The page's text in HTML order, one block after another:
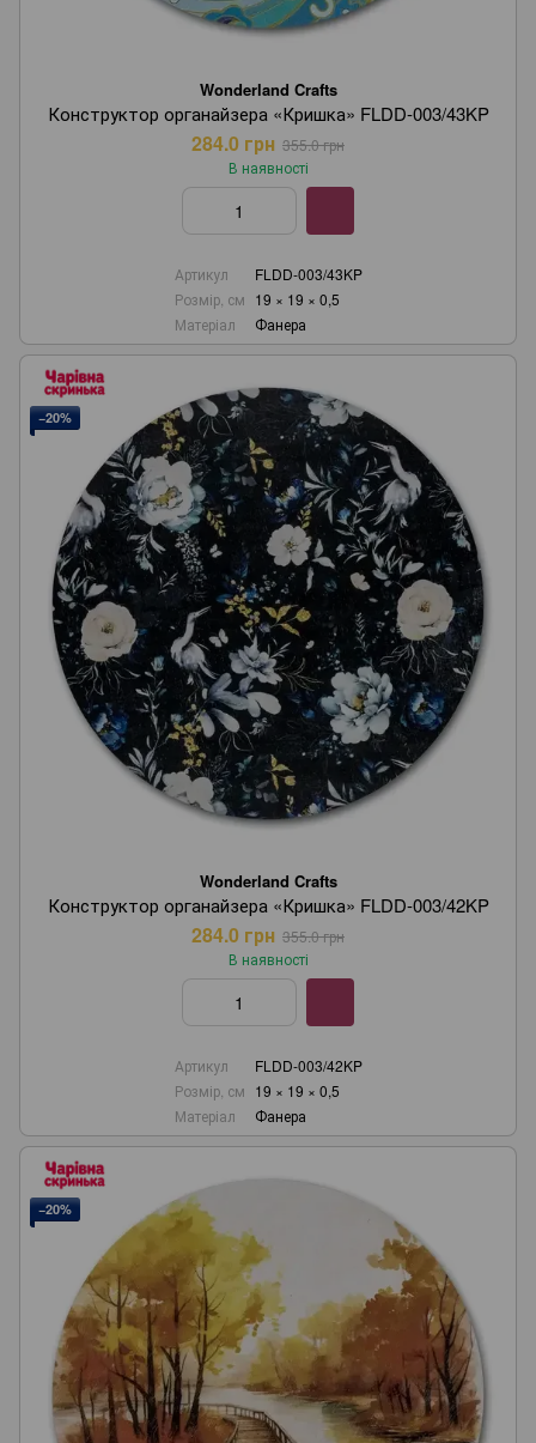
Wonderland Crafts
Конструктор органайзера «Кришка» FLDD-003/43KP
284.0 грн 355.0 грн
В наявності
Артикул
FLDD-003/43KP
Розмір, см 19 × 19 × 0,5
Матеріал
Фанера
−20%
Wonderland Crafts
Конструктор органайзера «Кришка» FLDD-003/42KP
284.0 грн 355.0 грн
В наявності
Артикул
FLDD-003/42KP
Розмір, см 19 × 19 × 0,5
Матеріал
Фанера
−20%